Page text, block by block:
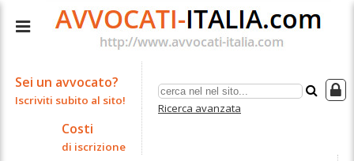
Ricerca avanzata
Sei un avvocato?
Iscriviti subito al sito!
Costi
di iscrizione